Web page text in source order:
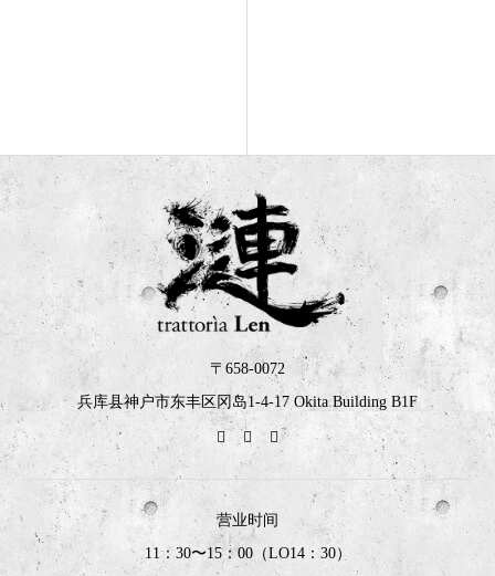
〒658-0072
兵库县神户市东丰区冈岛1-4-17 Okita Building B1F
营业时间
11：30〜15：00（LO14：30）